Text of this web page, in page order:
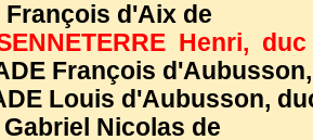
François d'Aix de
Henri, duc
François
Louis d'Aubusson,
Gabriel Nicolas de